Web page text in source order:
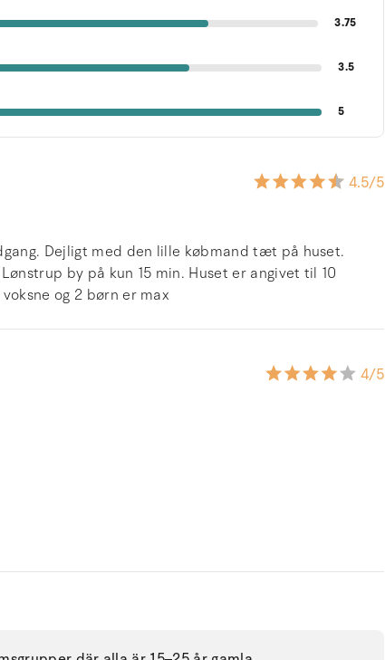
3.75
3.5
5
4.5/5
Dejligt med den lille købmand tæt på huset.
by på kun 15 min. Huset er angivet til 10
og 2 børn er max
4/5